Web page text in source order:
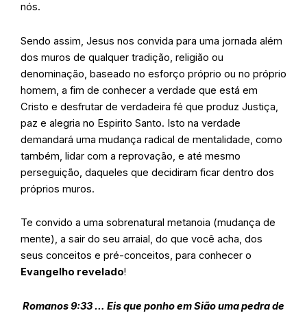
nós.
Sendo assim, Jesus nos convida para uma jornada além
dos muros de qualquer tradição, religião ou
denominação, baseado no esforço próprio ou no próprio
homem, a fim de conhecer a verdade que está em
Cristo e desfrutar de verdadeira fé que produz Justiça,
paz e alegria no Espirito Santo. Isto na verdade
demandará uma mudança radical de mentalidade, como
também, lidar com a reprovação, e até mesmo
perseguição, daqueles que decidiram ficar dentro dos
próprios muros.
Te convido a uma sobrenatural metanoia (mudança de
mente), a sair do seu arraial, do que você acha, dos
seus conceitos e pré-conceitos, para conhecer o
Evangelho revelado!
Romanos 9:33 … Eis que ponho em Sião uma pedra de